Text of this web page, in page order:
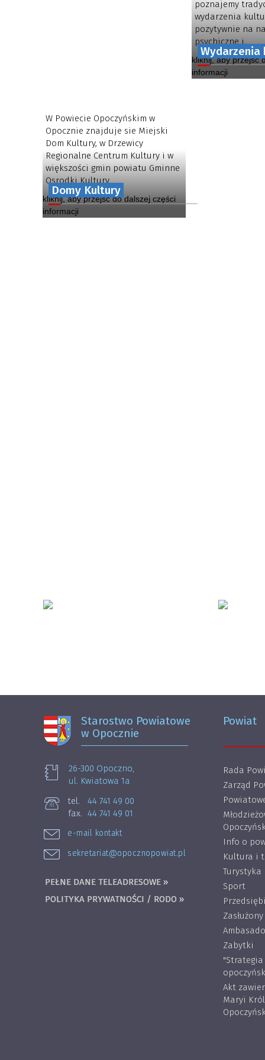
Wydarzenia
poznajemy
wydarzenia
pozytywnie na
psychiczne i...
kliknij, aby przejść
informacji
Domy Kultury
W Powiecie Opoczyńskim w
Opocznie znajduje sie Miejski
Dom Kultury, w Drzewicy
Regionalne Centrum Kultury i w
większości gmin powiatu Gminne
Osrodki Kultury.
kliknij, aby przejść do dalszej części
informacji
Starostwo Powiatowe
w Opocznie
26-300 Opoczno,
ul. Kwiatowa 1a
tel.
44 741 49 00
fax. 44 741 49 01
e-mail kontakt
sekretariat@opocznopowiat.pl
PEŁNE DANE TELEADRESOWE »
POLITYKA PRYWATNOŚCI / RODO »
Powiat
Rada
Zarząd
Info o
Kultura i
Turystyka
Sport
Zabytki
Akt
Maryi